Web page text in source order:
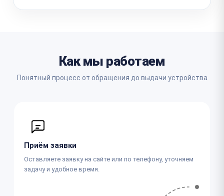
Как мы работаем
Понятный процесс от обращения до выдачи устройства
Приём заявки
Оставляете заявку на сайте или по телефону, уточняем
задачу и удобное время.